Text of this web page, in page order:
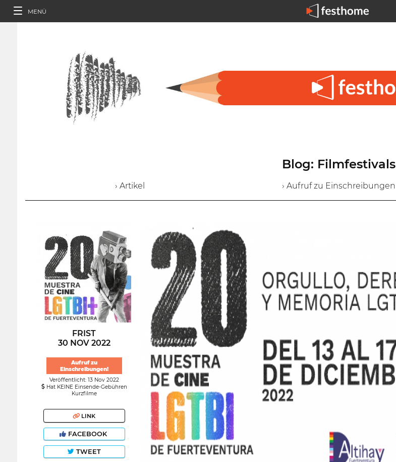
MENÜ
Blog: Filmfestivals
› Artikel › Aufruf zu Einschreibungen
FRIST
30 NOV 2022
Aufruf zu
Einschreibungen!
Veröffentlicht: 13 Nov 2022
Hat KEINE Einsende-Gebühren
Kurzfilme
LINK
FACEBOOK
TWEET